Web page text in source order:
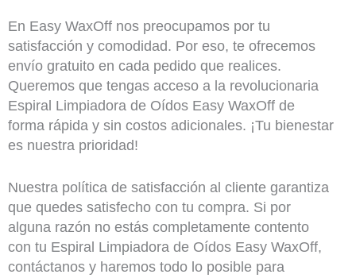
En Easy WaxOff nos preocupamos por tu
satisfacción y comodidad. Por eso, te ofrecemos
envío gratuito en cada pedido que realices.
Queremos que tengas acceso a la revolucionaria
Espiral Limpiadora de Oídos Easy WaxOff de
forma rápida y sin costos adicionales. ¡Tu bienestar
es nuestra prioridad!
Nuestra política de satisfacción al cliente garantiza
que quedes satisfecho con tu compra. Si por
alguna razón no estás completamente contento
con tu Espiral Limpiadora de Oídos Easy WaxOff,
contáctanos y haremos todo lo posible para